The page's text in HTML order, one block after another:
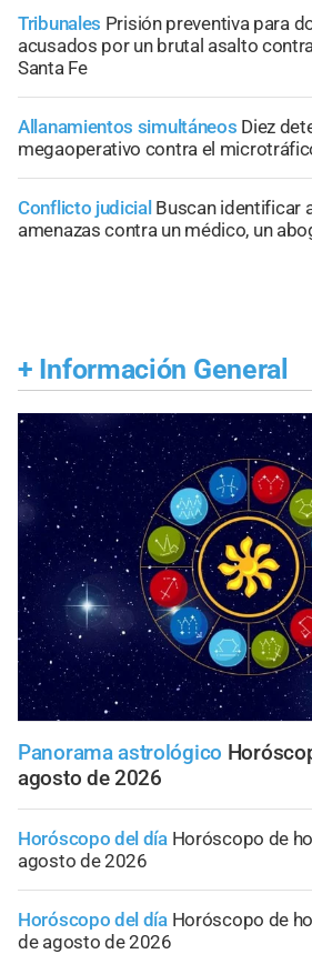
Tribunales Prisión preventiva para
acusados por un brutal asalto
Santa Fe
Allanamientos simultáneos Diez
megaoperativo contra el
Conflicto judicial Buscan identificar
amenazas contra un médico, un
+ Información General
Panorama astrológico
agosto de 2026
Horóscopo del día Horóscopo de
agosto de 2026
Horóscopo del día Horóscopo de
de agosto de 2026